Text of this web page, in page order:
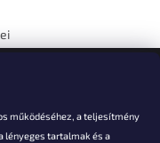
működéséhez, a teljesítmény
lényeges tartalmak és a